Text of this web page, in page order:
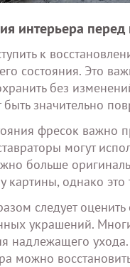
интерьера
к
состояния. Это
без
быть значительно
фресок важно
могут
больше
картины, однако
следует
украшений.
надлежащего
можно